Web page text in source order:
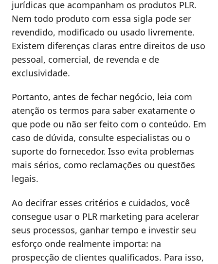
jurídicas que acompanham os produtos PLR.
Nem todo produto com essa sigla pode ser
revendido, modificado ou usado livremente.
Existem diferenças claras entre direitos de uso
pessoal, comercial, de revenda e de
exclusividade.
Portanto, antes de fechar negócio, leia com
atenção os termos para saber exatamente o
que pode ou não ser feito com o conteúdo. Em
caso de dúvida, consulte especialistas ou o
suporte do fornecedor. Isso evita problemas
mais sérios, como reclamações ou questões
legais.
Ao decifrar esses critérios e cuidados, você
consegue usar o PLR marketing para acelerar
seus processos, ganhar tempo e investir seu
esforço onde realmente importa: na
prospecção de clientes qualificados. Para isso,